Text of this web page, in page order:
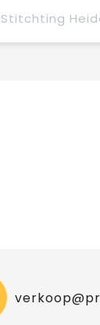
Stitchting